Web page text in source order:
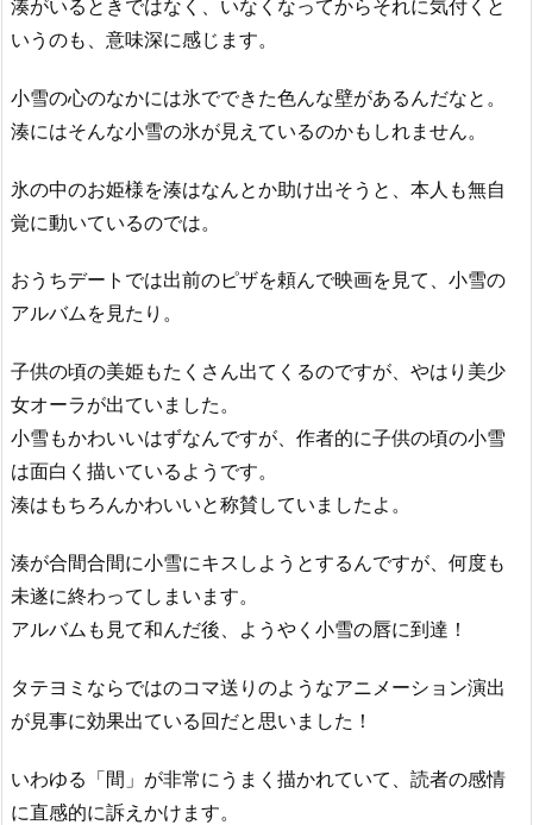
湊がいるときではなく、いなくなってからそれに気付くと
いうのも、意味深に感じます。
小雪の心のなかには氷でできた色んな壁があるんだなと。
湊にはそんな小雪の氷が見えているのかもしれません。
氷の中のお姫様を湊はなんとか助け出そうと、本人も無自
覚に動いているのでは。
おうちデートでは出前のピザを頼んで映画を見て、小雪の
アルバムを見たり。
子供の頃の美姫もたくさん出てくるのですが、やはり美少
女オーラが出ていました。
小雪もかわいいはずなんですが、作者的に子供の頃の小雪
は面白く描いているようです。
湊はもちろんかわいいと称賛していましたよ。
湊が合間合間に小雪にキスしようとするんですが、何度も
未遂に終わってしまいます。
アルバムも見て和んだ後、ようやく小雪の唇に到達！
タテヨミならではのコマ送りのようなアニメーション演出
が見事に効果出ている回だと思いました！
いわゆる「間」が非常にうまく描かれていて、読者の感情
に直感的に訴えかけます。